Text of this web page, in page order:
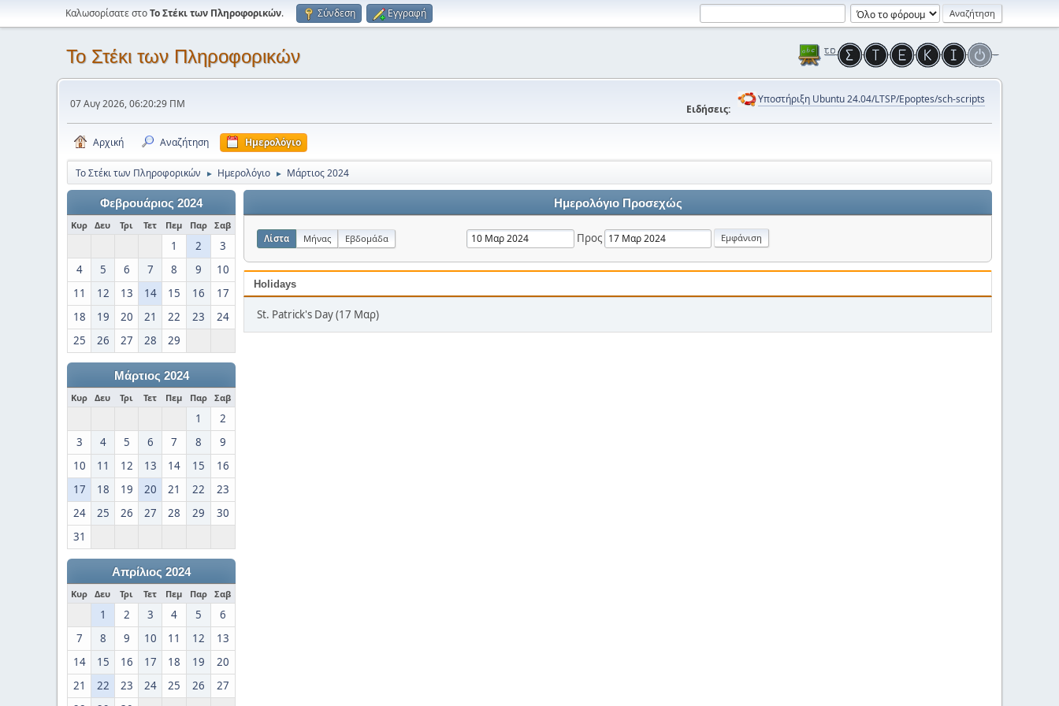
Καλωσορίσατε στοΤο Στέκι των Πληροφορικών. Σύνδεση Εγγραφή
Το Στέκι των Πληροφορικών
07 Αυγ 2026, 06:20:29 ΠΜ Ειδήσεις:
Υποστήριξη Ubuntu 24.04/LTSP/Epoptes/sch-scripts
Αρχική Αναζήτηση Ημερολόγιο
Το Στέκι των Πληροφορικών ► Ημερολόγιο ► Μάρτιος 2024
Φεβρουάριος 2024
Κυρ Δευ Τρι Τετ Πεμ Παρ Σαβ
1 2
3
4
5 6 7 8 9
10
11
12 13 14 15 16
17
18
19 20 21 22 23
24
25
26 27 28 29
Μάρτιος 2024
Κυρ Δευ Τρι Τετ Πεμ Παρ Σαβ
1
2
3
4 5 6 7 8
9
10
11 12 13 14 15
16
17
18 19 20 21 22
23
24
25 26 27 28 29
30
31
Απρίλιος 2024
Κυρ Δευ Τρι Τετ Πεμ Παρ Σαβ
1 2 3 4 5
6
7
8 9 10 11 12
13
14
15 16 17 18 19
20
21
22 23 24 25 26
27
Ημερολόγιο Προσεχώς
Λίστα Μήνας Εβδομάδα Προς
Holidays
St. Patrick's Day (17 Μαρ)